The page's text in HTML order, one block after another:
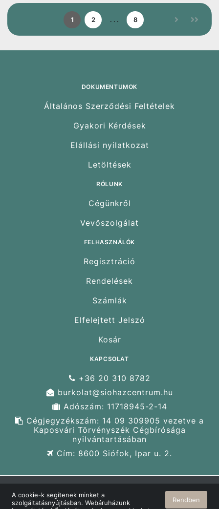
A cookie-k segítenek minket a
szolgáltatásnyújtásban. Webáruházunk
Rendben
1 2 . . . 8
DOKUMENTUMOK
Általános Szerződési Feltételek
Gyakori Kérdések
Elállási nyilatkozat
Letöltések
RÓLUNK
Cégünkről
Vevőszolgálat
FELHASZNÁLÓK
Regisztráció
Rendelések
Számlák
Elfelejtett Jelszó
Kosár
KAPCSOLAT
+36 20 310 8782
burkolat@siohazcentrum.hu
Adószám: 11718945-2-14
Cégjegyzékszám: 14 09 309905 vezetve a
Kaposvári Törvényszék Cégbírósága
nyilvántartásában
Cím: 8600 Siófok, Ipar u. 2.
© Terasz-Burkolat 2026 Minden jog fenntartva!